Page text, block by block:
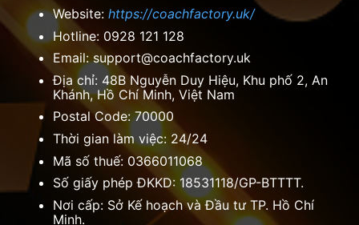
Website: https://coachfactory.uk/
Hotline: 0928 121 128
Email:support@coachfactory.uk
Địa chỉ: 48B Nguyễn Duy Hiệu, Khu phố 2, An
Khánh, Hồ Chí Minh, Việt Nam
Postal Code: 70000
Thời gian làm việc: 24/24
Mã số thuế: 0366011068
Số giấy phép ĐKKD: 18531118/GP-BTTTT.
Nơi cấp: Sở Kế hoạch và Đầu tư TP. Hồ Chí
Minh.